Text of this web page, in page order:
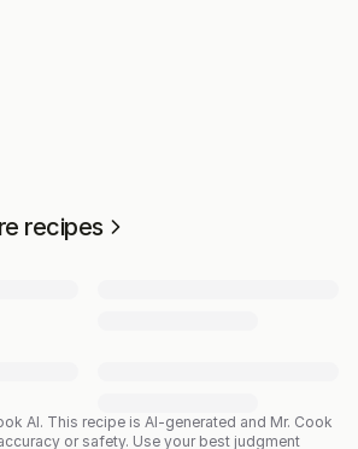
recipes
AI. This recipe is AI-generated and Mr. Cook
or safety. Use your best judgment